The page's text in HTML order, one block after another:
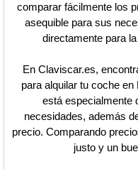
comparar fácilmente los
asequible para sus
directamente para
En Claviscar.es,
para alquilar tu coche
está especialmente
necesidades, además
precio. Comparando
justo y un